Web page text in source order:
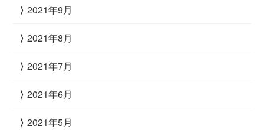
2021年9月
2021年8月
2021年7月
2021年6月
2021年5月